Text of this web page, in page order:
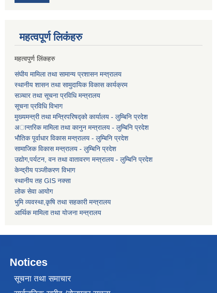
महत्वपूर्ण लि‌कंंहरु
महत्वपुर्ण लिंकहरु
संघीय मामिला तथा सामान्य प्रशासन मन्त्रालय
स्थानीय शासन तथा सामुदायिक विकास कार्यक्रम
सञ्चार तथा सूचना प्रविधि मन्त्रालय
सूचना प्रविधि विभाग
मुख्यमन्त्री तथा मन्त्रिपरिषद्को कार्यालय - लुम्बिनि प्रदेश
अान्तरिक मामिला तथा कानुन मन्त्रालय - लुम्बिनि प्रदेश
भौतिक पूर्वाधार विकास मन्त्रालय - लुम्बिनि प्रदेश
सामाजिक विकास मन्त्रालय - लुम्बिनि प्रदेश
उद्याेग,पर्यटन, वन तथा वातावरण मन्त्रालय - लुम्बिनि प्रदेश
केन्द्रीय पञ्जीकरण विभाग
स्थानीय तह GIS नक्सा
लोक सेवा आयोग
भुमि व्यवस्था,कृषि तथा सहकारी मन्त्रालय
आर्थिक मामिला तथा याेजना मन्त्रालय
Notices
सूचना तथा समाचार